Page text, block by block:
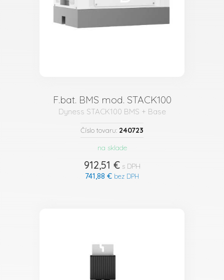
F.bat. BMS mod. STACK100
Dyness STACK100 BMS + Base
Číslo tovaru: 240723
na sklade
912,51 €s DPH
741,88 € bez DPH